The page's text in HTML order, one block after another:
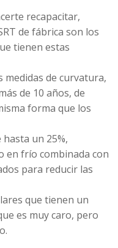
recapacitar,
de fábrica son los
tienen estas
medidas de curvatura,
de 10 años, de
forma que los
un 25%,
en frío combinada con
para reducir las
que tienen un
es muy caro, pero